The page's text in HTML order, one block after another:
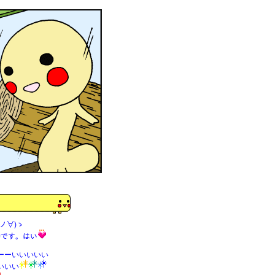
∀)ゝ
す。はい
ーいいいいい
いい